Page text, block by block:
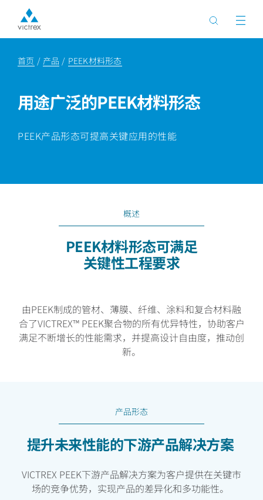
首页 产品 PEEK材料形态
用途广泛的PEEK材料形态
PEEK产品形态可提高关键应用的性能
概述
PEEK材料形态可满足
关键性工程要求
由PEEK制成的管材、薄膜、纤维、涂料和复合材料融
合了VICTREX™ PEEK聚合物的所有优异特性，协助客户
满足不断增长的性能需求，并提高设计自由度，推动创
新。
产品形态
提升未来性能的下游产品解决方案
VICTREX PEEK下游产品解决方案为客户提供在关键市
场的竞争优势，实现产品的差异化和多功能性。